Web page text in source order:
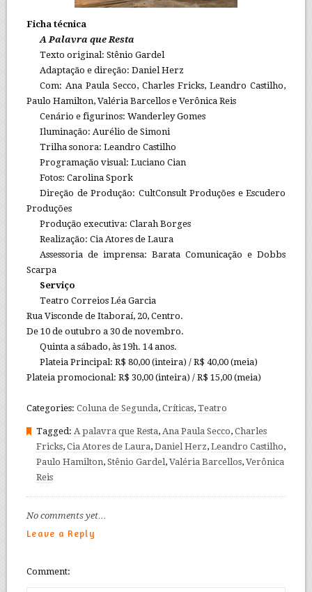
Ficha técnica
A Palavra que Resta
Texto original: Stênio Gardel
Adaptação e direção: Daniel Herz
Com: Ana Paula Secco, Charles Fricks, Leandro Castilho,
Paulo Hamilton, Valéria Barcellos e Verônica Reis
Cenário e figurinos: Wanderley Gomes
Iluminação: Aurélio de Simoni
Trilha sonora: Leandro Castilho
Programação visual: Luciano Cian
Fotos: Carolina Spork
Direção de Produção: CultConsult Produções e Escudero
Produções
Produção executiva: Clarah Borges
Realização: Cia Atores de Laura
Assessoria de imprensa: Barata Comunicação e Dobbs
Scarpa
Serviço
Teatro Correios Léa Garcia
Rua Visconde de Itaboraí, 20, Centro.
De 10 de outubro a 30 de novembro.
Quinta a sábado, às 19h. 14 anos.
Plateia Principal: R$ 80,00 (inteira) / R$ 40,00 (meia)
Plateia promocional: R$ 30,00 (inteira) / R$ 15,00 (meia)
Categories: Coluna de Segunda, Críticas, Teatro
Tagged: A palavra que Resta, Ana Paula Secco, Charles
Fricks, Cia Atores de Laura, Daniel Herz, Leandro Castilho,
Paulo Hamilton, Stênio Gardel, Valéria Barcellos, Verônica
Reis
No comments yet…
Leave a Reply
Comment